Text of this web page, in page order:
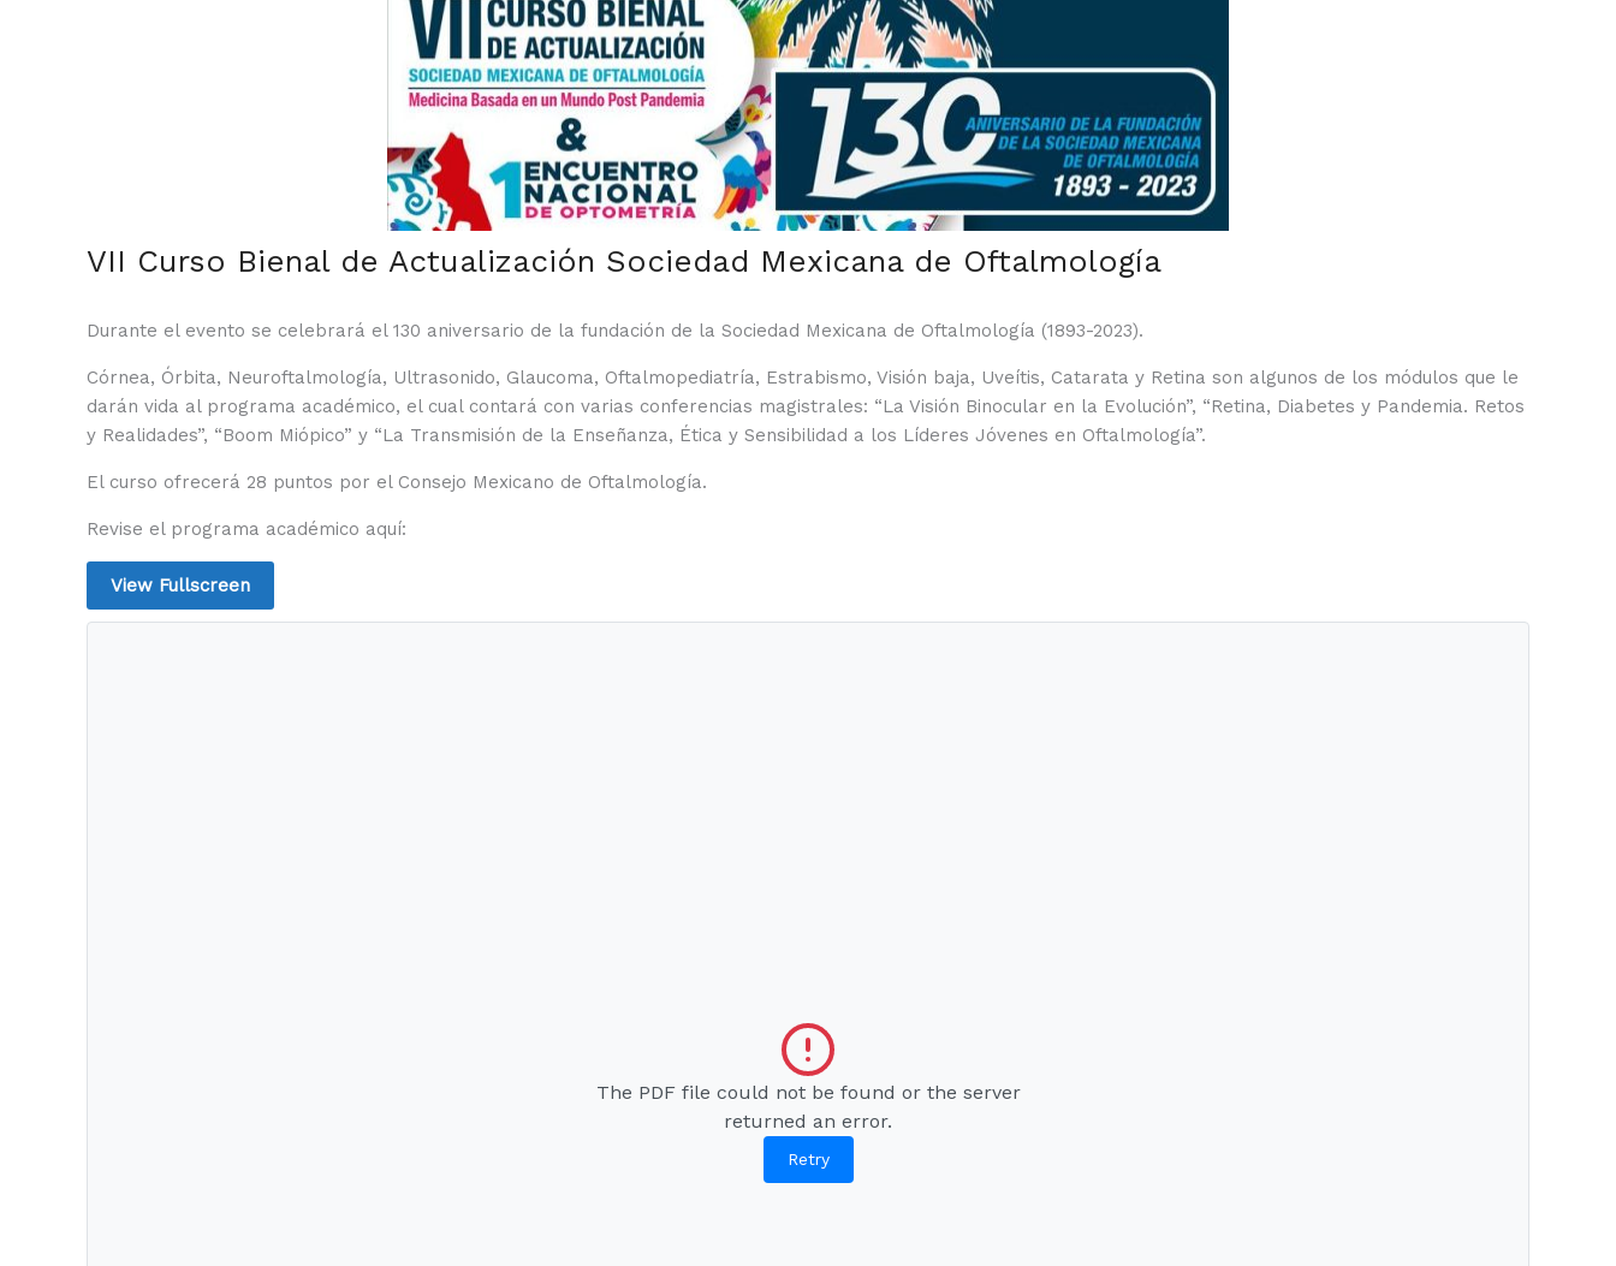
VII Curso Bienal de Actualización Sociedad Mexicana de Oftalmología
Durante el evento se celebrará el 130 aniversario de la fundación de la Sociedad Mexicana de Oftalmología (1893-2023).
Córnea, Órbita, Neuroftalmología, Ultrasonido, Glaucoma, Oftalmopediatría, Estrabismo, Visión baja, Uveítis, Catarata y Retina son algunos de los módulos que le
darán vida al programa académico, el cual contará con varias conferencias magistrales: “La Visión Binocular en la Evolución”, “Retina, Diabetes y Pandemia. Retos
y Realidades”, “Boom Miópico” y “La Transmisión de la Enseñanza, Ética y Sensibilidad a los Líderes Jóvenes en Oftalmología”.
El curso ofrecerá 28 puntos por el Consejo Mexicano de Oftalmología.
Revise el programa académico aquí:
View Fullscreen
The PDF file could not be found or the server
returned an error.
Retry